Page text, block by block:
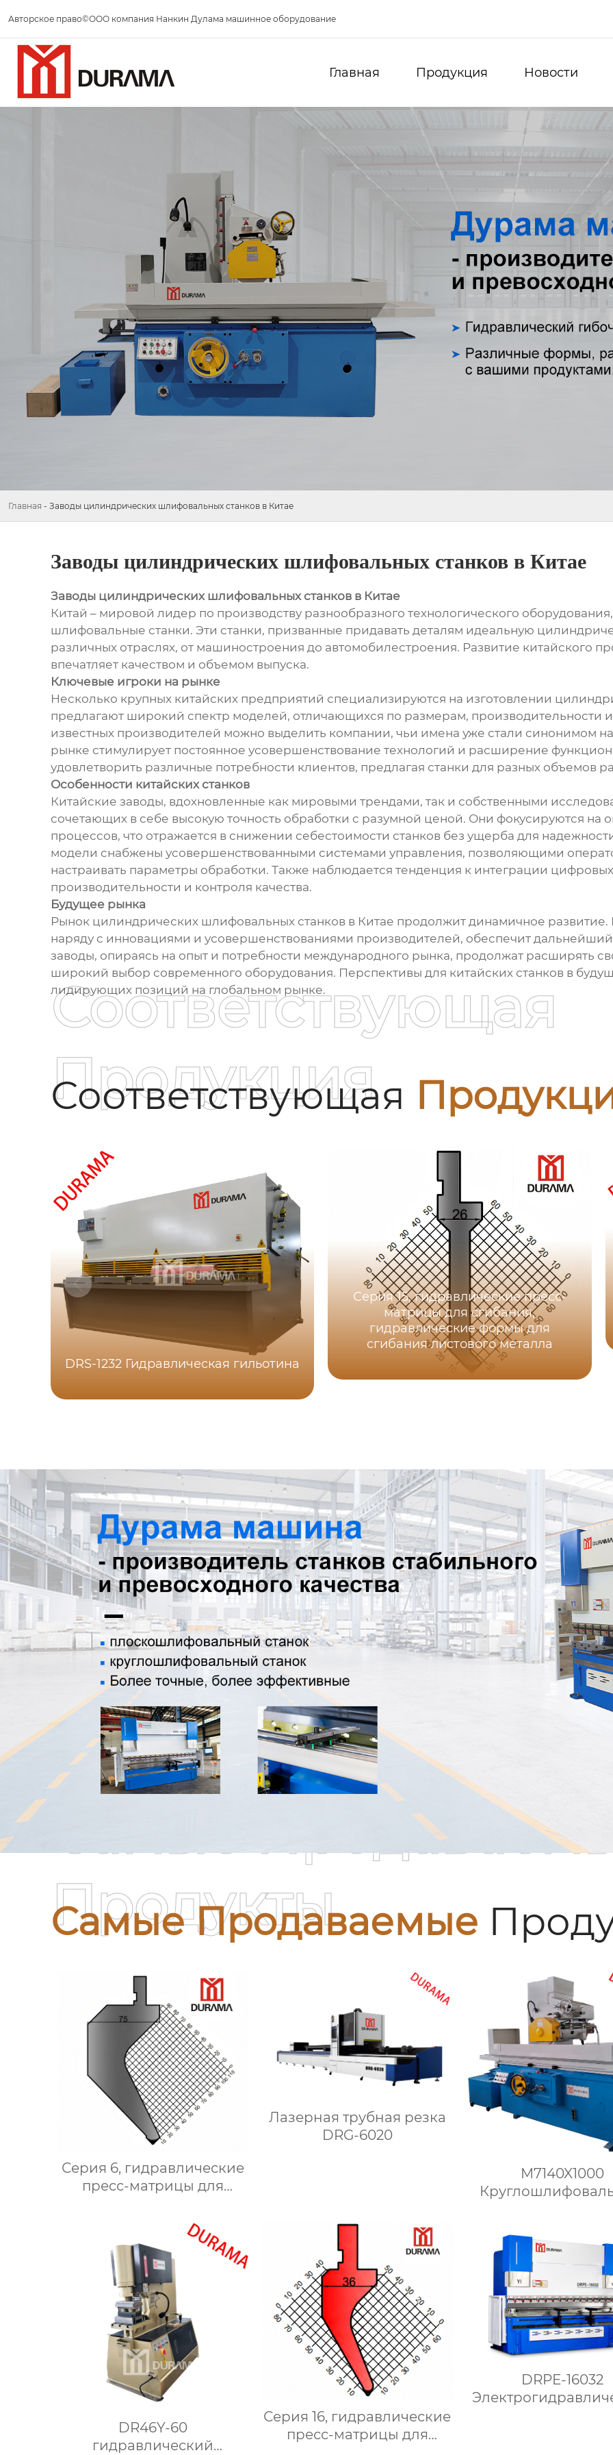
Авторское право©ООО компания Нанкин Дулама машинное оборудование
Главная Продукция Новости
Главная - Заводы цилиндрических шлифовальных станков в Китае
Заводы цилиндрических шлифовальных станков в Китае
Заводы цилиндрических шлифовальных станков в Китае
Китай – мировой лидер по производству разнообразного технологического
шлифовальные станки. Эти станки, призванные придавать деталям идеальную
различных отраслях, от машиностроения до автомобилестроения. Развитие китайского
впечатляет качеством и объемом выпуска.
Ключевые игроки на рынке
Несколько крупных китайских предприятий специализируются на изготовлении
предлагают широкий спектр моделей, отличающихся по размерам, производительности
известных производителей можно выделить компании, чьи имена уже стали синонимом
рынке стимулирует постоянное усовершенствование технологий и расширение
удовлетворить различные потребности клиентов, предлагая станки для разных объемов
Особенности китайских станков
Китайские заводы, вдохновленные как мировыми трендами, так и собственными
сочетающих в себе высокую точность обработки с разумной ценой. Они фокусируются на
процессов, что отражается в снижении себестоимости станков без ущерба для
модели снабжены усовершенствованными системами управления, позволяющими
настраивать параметры обработки. Также наблюдается тенденция к интеграции
производительности и контроля качества.
Будущее рынка
Рынок цилиндрических шлифовальных станков в Китае продолжит динамичное развитие.
наряду с инновациями и усовершенствованиями производителей, обеспечит
заводы, опираясь на опыт и потребности международного рынка, продолжат расширять
широкий выбор современного оборудования. Перспективы для китайских станков в
лидирующих позиций на глобальном рынке.
Соответствующая
Соответствующая
Продукция
DRS-1232 Гидравлическая гильотина
Серия 15, гидравлические пресс-
матрицы для сгибания,
гидравлические формы для
сгибания листового металла
Самые Продаваемые
Самые
Продукты
Серия 6, гидравлические
пресс-матрицы для
гидравлические формы
для сгибания листового
металла
Лазерная трубная резка
DRG-6020
M7140X1000
DR46Y-60
гидравлический
Серия 16, гидравлические
пресс-матрицы для
DRPE-16032